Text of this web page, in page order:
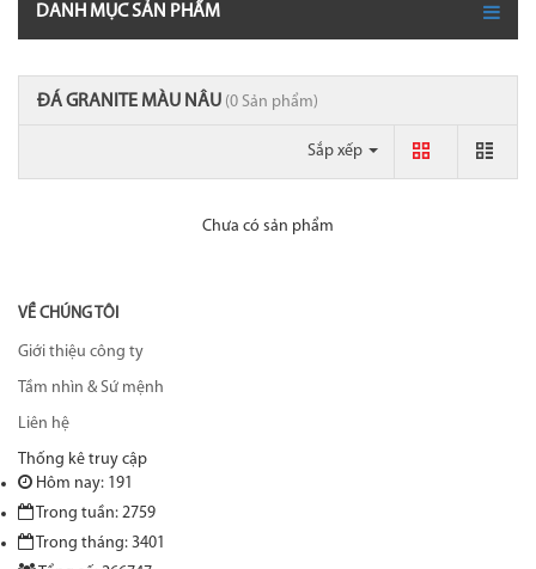
DANH MỤC SẢN PHẨM
ĐÁ GRANITE MÀU NÂU (0 Sản phẩm)
Sắp xếp
Chưa có sản phẩm
VỀ CHÚNG TÔI
Giới thiệu công ty
Tầm nhìn & Sứ mệnh
Liên hệ
Thống kê truy cập
Hôm nay: 191
Trong tuần: 2759
Trong tháng: 3401